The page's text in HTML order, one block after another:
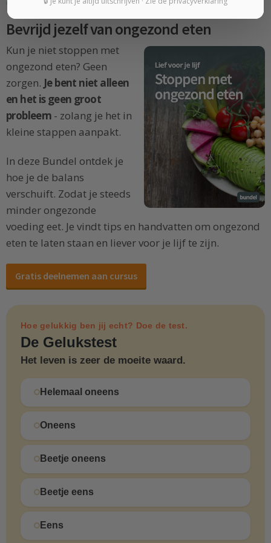
Bevrijd jezelf van ongezond eten
Kun je niet stoppen met
ongezond eten? Geen
zorgen. Je bent niet alleen
en het is geen groot
probleem - zolang je het in
kleine stappen aanpakt.
In deze Bundel ontdek je
hoe je de balans
verschuift. Zodat je steeds
minder ongezonde
voeding eet. Je vindt tips en handvatten om ongezond
eten te laten staan en liever voor je lijf te zijn.
Gratis deelnemen aan cursus
Hoe gelukkig ben jij echt? Doe de test.
De Gelukstest
Het leven is zeer de moeite waard.
Helemaal oneens
Oneens
Beetje oneens
Beetje eens
Eens